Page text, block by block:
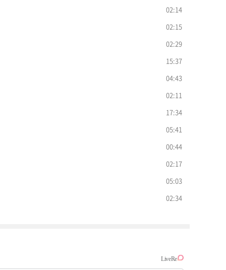
02:14
02:15
02:29
15:37
04:43
02:11
17:34
05:41
00:44
02:17
05:03
02:34